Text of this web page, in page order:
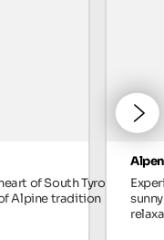
of South Tyrol
Alpine tradition